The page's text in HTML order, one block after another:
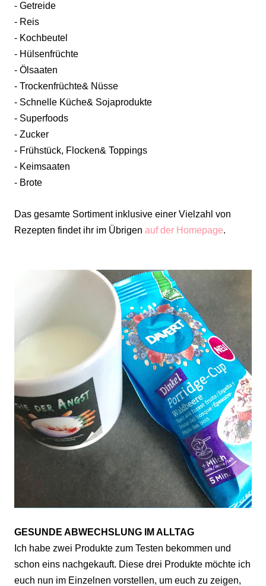
- Getreide
- Reis
- Kochbeutel
- Hülsenfrüchte
- Ölsaaten
- Trockenfrüchte& Nüsse
- Schnelle Küche& Sojaprodukte
- Superfoods
- Zucker
- Frühstück, Flocken& Toppings
- Keimsaaten
- Brote
Das gesamte Sortiment inklusive einer Vielzahl von
Rezepten findet ihr im Übrigen auf der Homepage.
GESUNDE ABWECHSLUNG IM ALLTAG
Ich habe zwei Produkte zum Testen bekommen und
schon eins nachgekauft. Diese drei Produkte möchte ich
euch nun im Einzelnen vorstellen, um euch zu zeigen,